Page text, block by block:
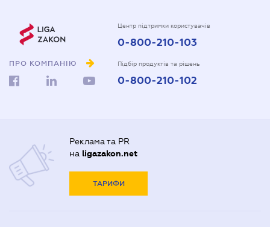
ПРО КОМПАНІЮ
Центр підтримки користувачів
0-800-210-103
Підбір продуктів та рішень
0-800-210-102
Реклама та PR
на ligazakon.net
ТАРИФИ